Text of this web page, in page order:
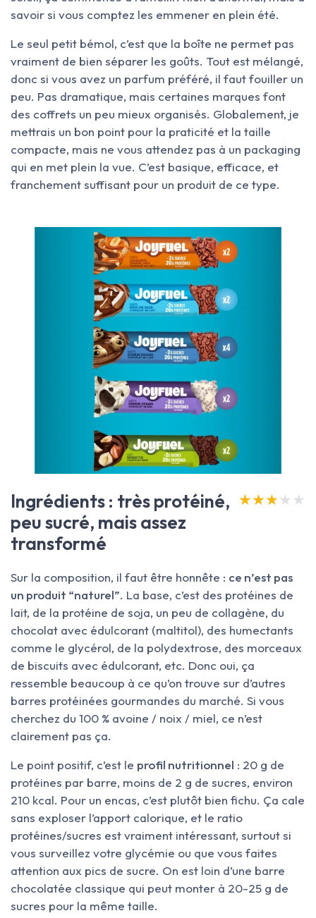
savoir si vous comptez les emmener en plein été.
Le seul petit bémol, c’est que la boîte ne permet pas
vraiment de bien séparer les goûts. Tout est mélangé,
donc si vous avez un parfum préféré, il faut fouiller un
peu. Pas dramatique, mais certaines marques font
des coffrets un peu mieux organisés. Globalement, je
mettrais un bon point pour la praticité et la taille
compacte, mais ne vous attendez pas à un packaging
qui en met plein la vue. C’est basique, efficace, et
franchement suffisant pour un produit de ce type.
Ingrédients : très protéiné,
peu sucré, mais assez
transformé
★★★★★
★★★★★
Sur la composition, il faut être honnête : ce n’est pas
un produit “naturel”. La base, c’est des protéines de
lait, de la protéine de soja, un peu de collagène, du
chocolat avec édulcorant (maltitol), des humectants
comme le glycérol, de la polydextrose, des morceaux
de biscuits avec édulcorant, etc. Donc oui, ça
ressemble beaucoup à ce qu’on trouve sur d’autres
barres protéinées gourmandes du marché. Si vous
cherchez du 100 % avoine / noix / miel, ce n’est
clairement pas ça.
Le point positif, c’est le profil nutritionnel : 20 g de
protéines par barre, moins de 2 g de sucres, environ
210 kcal. Pour un encas, c’est plutôt bien fichu. Ça cale
sans exploser l’apport calorique, et le ratio
protéines/sucres est vraiment intéressant, surtout si
vous surveillez votre glycémie ou que vous faites
attention aux pics de sucre. On est loin d’une barre
chocolatée classique qui peut monter à 20-25 g de
sucres pour la même taille.